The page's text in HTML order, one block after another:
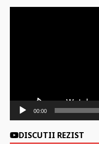
00:00
DISCUTII REZIST